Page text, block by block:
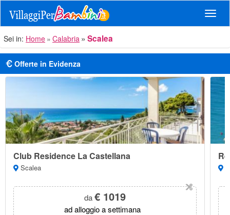
Sei in: Home Calabria Scalea
Offerte in Evidenza
Club Residence La Castellana
Scalea
da€ 1019
ad alloggio a settimana